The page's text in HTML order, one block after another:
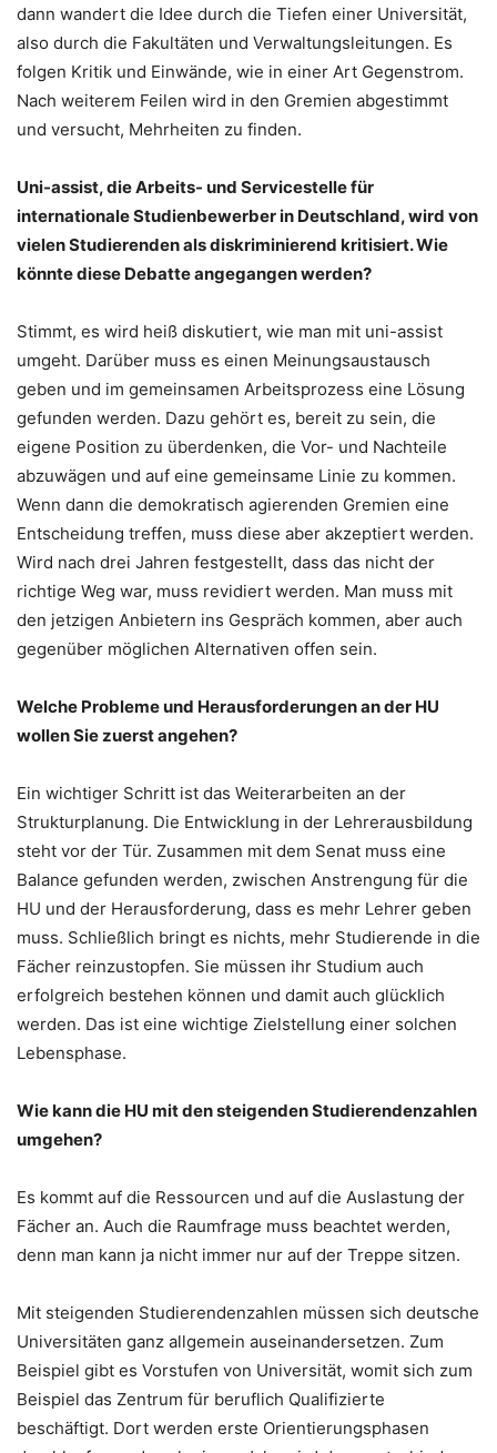
dann wandert die Idee durch die Tiefen einer Universität,
also durch die Fakultäten und Verwaltungsleitungen. Es
folgen Kritik und Einwände, wie in einer Art Gegenstrom.
Nach weiterem Feilen wird in den Gremien abgestimmt
und versucht, Mehrheiten zu finden.
Uni-assist, die Arbeits- und Servicestelle für
internationale Studienbewerber in Deutschland, wird von
vielen Studierenden als diskriminierend kritisiert. Wie
könnte diese Debatte angegangen werden?
Stimmt, es wird heiß diskutiert, wie man mit uni-assist
umgeht. Darüber muss es einen Meinungsaustausch
geben und im gemeinsamen Arbeitsprozess eine Lösung
gefunden werden. Dazu gehört es, bereit zu sein, die
eigene Position zu überdenken, die Vor- und Nachteile
abzuwägen und auf eine gemeinsame Linie zu kommen.
Wenn dann die demokratisch agierenden Gremien eine
Entscheidung treffen, muss diese aber akzeptiert werden.
Wird nach drei Jahren festgestellt, dass das nicht der
richtige Weg war, muss revidiert werden. Man muss mit
den jetzigen Anbietern ins Gespräch kommen, aber auch
gegenüber möglichen Alternativen offen sein.
Welche Probleme und Herausforderungen an der HU
wollen Sie zuerst angehen?
Ein wichtiger Schritt ist das Weiterarbeiten an der
Strukturplanung. Die Entwicklung in der Lehrerausbildung
steht vor der Tür. Zusammen mit dem Senat muss eine
Balance gefunden werden, zwischen Anstrengung für die
HU und der Herausforderung, dass es mehr Lehrer geben
muss. Schließlich bringt es nichts, mehr Studierende in die
Fächer reinzustopfen. Sie müssen ihr Studium auch
erfolgreich bestehen können und damit auch glücklich
werden. Das ist eine wichtige Zielstellung einer solchen
Lebensphase.
Wie kann die HU mit den steigenden Studierendenzahlen
umgehen?
Es kommt auf die Ressourcen und auf die Auslastung der
Fächer an. Auch die Raumfrage muss beachtet werden,
denn man kann ja nicht immer nur auf der Treppe sitzen.
Mit steigenden Studierendenzahlen müssen sich deutsche
Universitäten ganz allgemein auseinandersetzen. Zum
Beispiel gibt es Vorstufen von Universität, womit sich zum
Beispiel das Zentrum für beruflich Qualifizierte
beschäftigt. Dort werden erste Orientierungsphasen